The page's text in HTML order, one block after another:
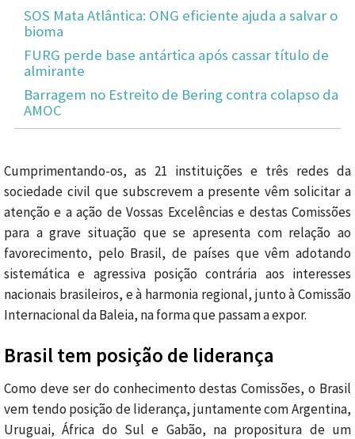
SOS Mata Atlântica: ONG eficiente ajuda a salvar o
bioma
FURG perde base antártica após cassar título de
almirante
Barragem no Estreito de Bering contra colapso da
AMOC
Cumprimentando-os, as 21 instituições e três redes da
sociedade civil que subscrevem a presente vêm solicitar a
atenção e a ação de Vossas Excelências e destas Comissões
para a grave situação que se apresenta com relação ao
favorecimento, pelo Brasil, de países que vêm adotando
sistemática e agressiva posição contrária aos interesses
nacionais brasileiros, e à harmonia regional, junto à Comissão
Internacional da Baleia, na forma que passam a expor.
Brasil tem posição de liderança
Como deve ser do conhecimento destas Comissões, o Brasil
vem tendo posição de liderança, juntamente com Argentina,
Uruguai, África do Sul e Gabão, na propositura de um